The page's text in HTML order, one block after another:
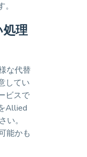
理
な代替
してい
ビスで
Allied
。
能かも